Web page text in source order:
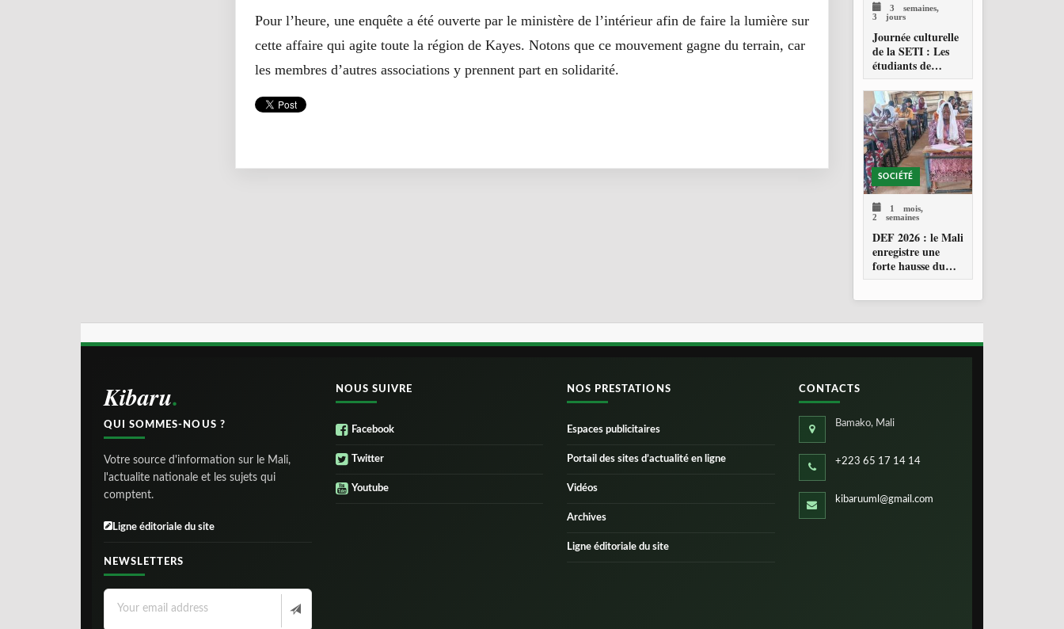
Pour l’heure, une enquête a été ouverte par le ministère de l’intérieur afin de faire la lumière sur
cette affaire qui agite toute la région de Kayes. Notons que ce mouvement gagne du terrain, car
les membres d’autres associations y prennent part en solidarité.
3 semaines,
3 jours
Journée culturelle
de la SETI : Les
étudiants de
Technolab-ISTA
célèbrent les
valeurs culturelles
maliennes
SOCIÉTÉ
1 mois,
2 semaines
DEF 2026 : le Mali
enregistre une
forte hausse du
taux de réussite
Kibaru
QUI SOMMES-NOUS ?
Votre source d'information sur le Mali,
l'actualite nationale et les sujets qui
comptent.
Ligne éditoriale du site
NEWSLETTERS
NOUS SUIVRE
Facebook
Twitter
Youtube
NOS PRESTATIONS
Espaces publicitaires
Portail des sites d’actualité en ligne
Vidéos
Archives
Ligne éditoriale du site
CONTACTS
Bamako, Mali
+223 65 17 14 14
kibaruuml@gmail.com